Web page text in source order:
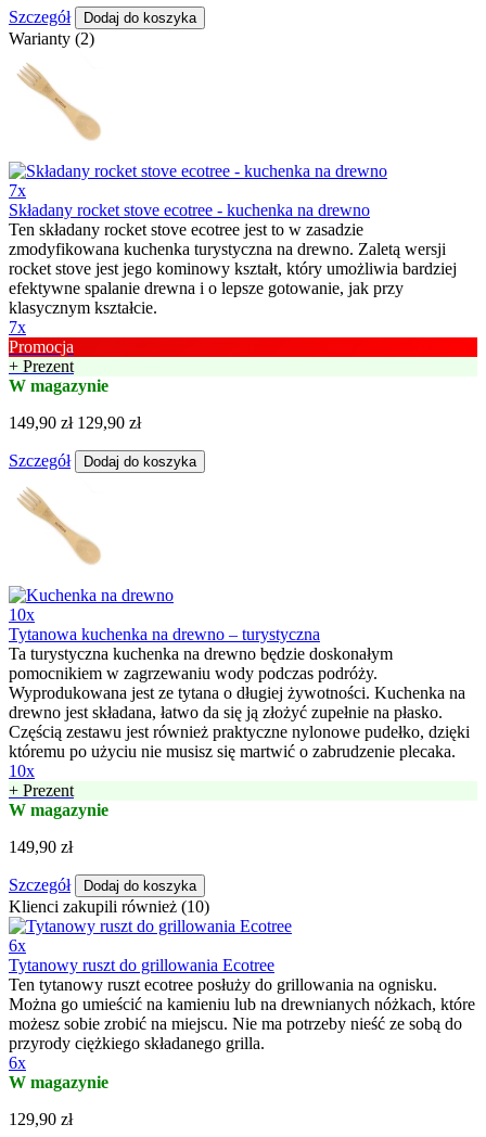
Szczegół Dodaj do koszyka
Warianty (2)
7x
Składany rocket stove ecotree - kuchenka na drewno
Ten składany rocket stove ecotree jest to w zasadzie
zmodyfikowana kuchenka turystyczna na drewno. Zaletą wersji
rocket stove jest jego kominowy kształt, który umożliwia bardziej
efektywne spalanie drewna i o lepsze gotowanie, jak przy
klasycznym kształcie.
7x
Promocja
+ Prezent
W magazynie
149,90 zł 129,90 zł
Szczegół Dodaj do koszyka
10x
Tytanowa kuchenka na drewno – turystyczna
Ta turystyczna kuchenka na drewno będzie doskonałym
pomocnikiem w zagrzewaniu wody podczas podróży.
Wyprodukowana jest ze tytana o długiej żywotności. Kuchenka na
drewno jest składana, łatwo da się ją złożyć zupełnie na płasko.
Częścią zestawu jest również praktyczne nylonowe pudełko, dzięki
któremu po użyciu nie musisz się martwić o zabrudzenie plecaka.
10x
+ Prezent
W magazynie
149,90 zł
Szczegół Dodaj do koszyka
Klienci zakupili również (10)
6x
Tytanowy ruszt do grillowania Ecotree
Ten tytanowy ruszt ecotree posłuży do grillowania na ognisku.
Można go umieścić na kamieniu lub na drewnianych nóżkach, które
możesz sobie zrobić na miejscu. Nie ma potrzeby nieść ze sobą do
przyrody ciężkiego składanego grilla.
6x
W magazynie
129,90 zł